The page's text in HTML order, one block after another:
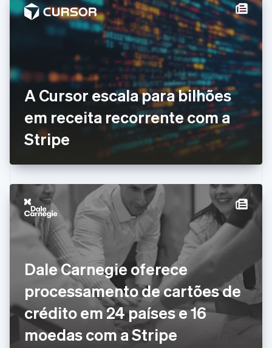
A Cursor escala para bilhões
em receita recorrente com a
Stripe
Dale Carnegie oferece
processamento de cartões de
crédito em 24 países e 16
moedas com a Stripe
China continental
简体中文English
Dinamarca
English
Emirados Árabes Unidos
English
Eslováquia
English
EnglishItaliano
Espanha
Español English
Estados Unidos
EnglishEspañol简体中文
Estônia
English
Finlândia
EnglishSvenska
França
FrançaisEnglish
English
Grécia
English